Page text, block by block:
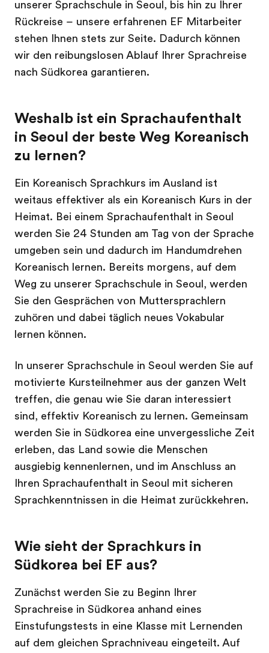
unserer Sprachschule in Seoul, bis hin zu Ihrer
Rückreise – unsere erfahrenen EF Mitarbeiter
stehen Ihnen stets zur Seite. Dadurch können
wir den reibungslosen Ablauf Ihrer Sprachreise
nach Südkorea garantieren.
Weshalb ist ein Sprachaufenthalt
in Seoul der beste Weg Koreanisch
zu lernen?
Ein Koreanisch Sprachkurs im Ausland ist
weitaus effektiver als ein Koreanisch Kurs in der
Heimat. Bei einem Sprachaufenthalt in Seoul
werden Sie 24 Stunden am Tag von der Sprache
umgeben sein und dadurch im Handumdrehen
Koreanisch lernen. Bereits morgens, auf dem
Weg zu unserer Sprachschule in Seoul, werden
Sie den Gesprächen von Muttersprachlern
zuhören und dabei täglich neues Vokabular
lernen können.
In unserer Sprachschule in Seoul werden Sie auf
motivierte Kursteilnehmer aus der ganzen Welt
treffen, die genau wie Sie daran interessiert
sind, effektiv Koreanisch zu lernen. Gemeinsam
werden Sie in Südkorea eine unvergessliche Zeit
erleben, das Land sowie die Menschen
ausgiebig kennenlernen, und im Anschluss an
Ihren Sprachaufenthalt in Seoul mit sicheren
Sprachkenntnissen in die Heimat zurückkehren.
Wie sieht der Sprachkurs in
Südkorea bei EF aus?
Zunächst werden Sie zu Beginn Ihrer
Sprachreise in Südkorea anhand eines
Einstufungstests in eine Klasse mit Lernenden
auf dem gleichen Sprachniveau eingeteilt. Auf